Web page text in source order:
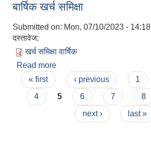
बार्षिक खर्च समिक्षा
Submitted on: Mon, 07/10/2023 - 14:18
दस्तावेज:
खर्च समिक्षा वार्षिक
Read more
Pages
« first ‹ previous 1
4
5 6 7 8
next ›
last »